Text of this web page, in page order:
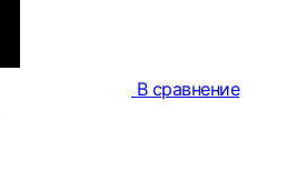
В сравнение